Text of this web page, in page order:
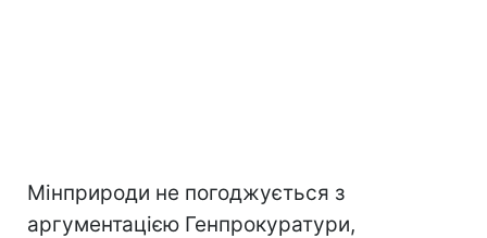
Мінприроди не погоджується з
аргументацією Генпрокуратури,